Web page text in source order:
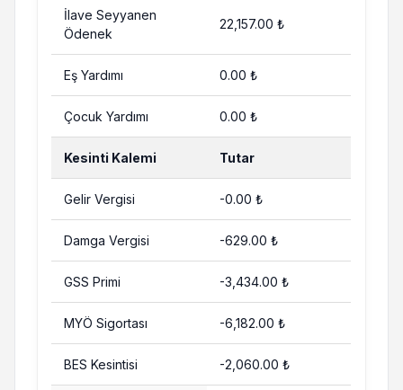
İlave Seyyanen
Ödenek
22,157.00 ₺
Eş Yardımı 0.00 ₺
Çocuk Yardımı 0.00 ₺
Kesinti Kalemi Tutar
Gelir Vergisi -0.00 ₺
Damga Vergisi -629.00 ₺
GSS Primi -3,434.00 ₺
MYÖ Sigortası -6,182.00 ₺
BES Kesintisi -2,060.00 ₺